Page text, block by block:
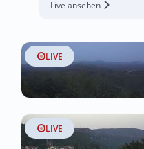
Live ansehen
LIVE
LIVE